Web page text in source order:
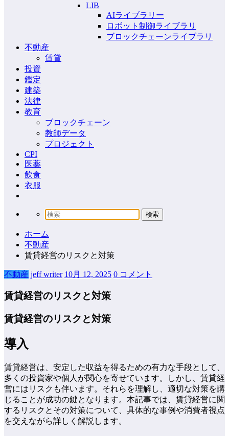
LIB
AIライブラリー
ロボット制御ライブラリ
ブロックチェーンライブラリ
不動産
賃貸
投資
鑑定
建築
法律
教育
ブロックチェーン
教師データ
プロジェクト
CPI
医薬
飲食
衣服
ホーム
不動産
賃貸経営のリスクと対策
不動産 jeff writer 10月 12, 2025 0 コメント
賃貸経営のリスクと対策
賃貸経営のリスクと対策
導入
賃貸経営は、安定した収益を得るための有力な手段として、
多くの投資家や個人が関心を寄せています。しかし、賃貸経
営にはリスクも伴います。それらを理解し、適切な対策を講
じることが成功の鍵となります。本記事では、賃貸経営に関
するリスクとその対策について、具体的な事例や消費者視点
を交えながら詳しく解説します。